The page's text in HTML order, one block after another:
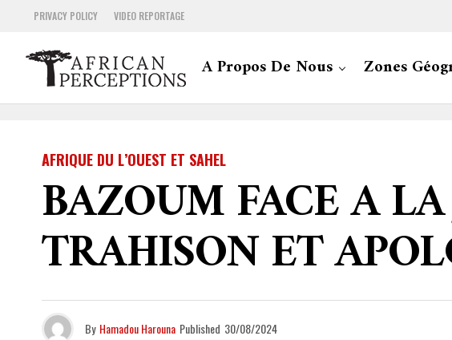
PRIVACY POLICY VIDEO REPORTAGE
A Propos De Nous Zones
AFRIQUE DU L’OUEST ET SAHEL
BAZOUM FACE A
TRAHISON ET
By Hamadou Harouna Published 30/08/2024